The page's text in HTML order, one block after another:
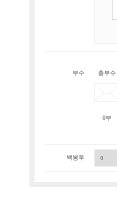
부수 총부수
0부
백봉투